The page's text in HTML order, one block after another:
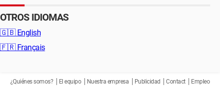
OTROS IDIOMAS
🇬🇧 English
🇫🇷 Français
¿Quiénes somos? El equipo Nuestra empresa Publicidad Contact Empleo